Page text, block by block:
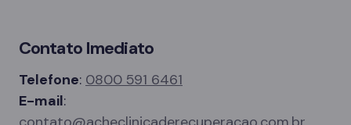
Contato Imediato
Telefone: 0800 591 6461
E-mail: